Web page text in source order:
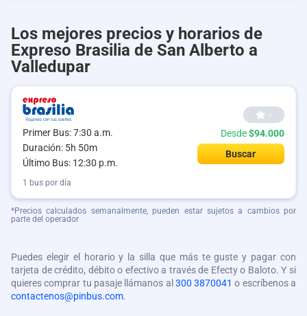
Los mejores precios y horarios de
Expreso Brasilia de San Alberto a
Valledupar
Primer Bus: 7:30 a.m.
Duración: 5h 50m
Último Bus: 12:30 p.m.
--
Desde$94.000
Buscar
1 bus por día
*Precios calculados semanalmente, pueden estar sujetos a cambios por
parte del operador
Puedes elegir el horario y la silla que más te guste y pagar con
tarjeta de crédito, débito o efectivo a través de Efecty o Baloto. Y si
quieres comprar tu pasaje llámanos al 300 3870041 o escríbenos a
contactenos@pinbus.com.